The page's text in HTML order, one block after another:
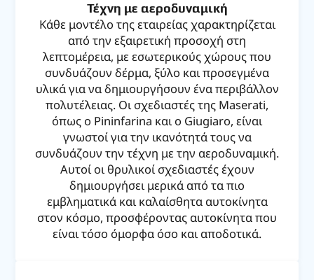
Τέχνη με αεροδυναμική
Κάθε μοντέλο της εταιρείας χαρακτηρίζεται
από την εξαιρετική προσοχή στη
λεπτομέρεια, με εσωτερικούς χώρους που
συνδυάζουν δέρμα, ξύλο και προσεγμένα
υλικά για να δημιουργήσουν ένα περιβάλλον
πολυτέλειας. Οι σχεδιαστές της Maserati,
όπως ο Pininfarina και ο Giugiaro, είναι
γνωστοί για την ικανότητά τους να
συνδυάζουν την τέχνη με την αεροδυναμική.
Αυτοί οι θρυλικοί σχεδιαστές έχουν
δημιουργήσει μερικά από τα πιο
εμβληματικά και καλαίσθητα αυτοκίνητα
στον κόσμο, προσφέροντας αυτοκίνητα που
είναι τόσο όμορφα όσο και αποδοτικά.